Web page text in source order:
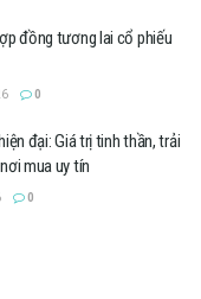
đồng tương lai cổ phiếu
0
đại: Giá trị tinh thần, trải
mua uy tín
0